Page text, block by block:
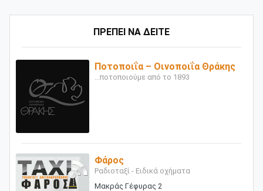
ΠΡΕΠΕΙ ΝΑ ΔΕΙΤΕ
Ποτοποιΐα – Οινοποιΐα Θράκης
...ποτοποιούμε από το 1893
Φάρος
Ραδιοταξί - Ειδικά οχήματα
Μακράς Γέφυρας 2